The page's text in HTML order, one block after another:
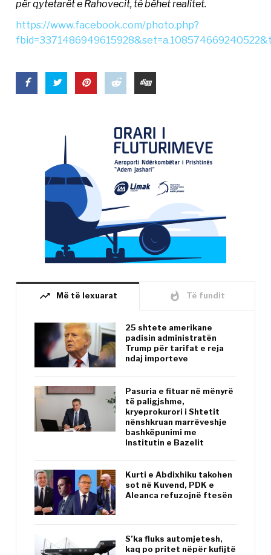
për qytetarët e Rahovecit, të bëhet realitet.
https://www.facebook.com/photo.php?
trending_up Më të lexuarat whatshot Të fundit
25 shtete amerikane
padisin administratën
Trump për tarifat e reja
ndaj importeve
Pasuria e fituar në mënyrë
të paligjshme,
kryeprokurori i Shtetit
nënshkruan marrëveshje
bashkëpunimi me
Institutin e Bazelit
Kurti e Abdixhiku takohen
sot në Kuvend, PDK e
Aleanca refuzojnë ftesën
S’ka fluks automjetesh,
kaq po pritet nëpër kufijtë